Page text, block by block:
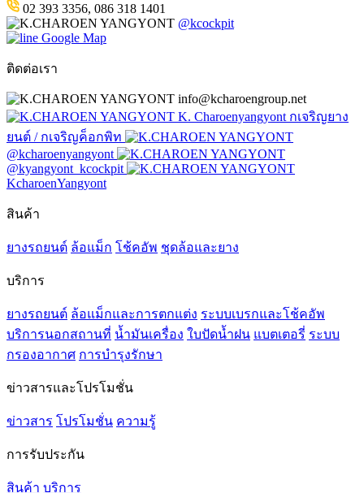
02 393 3356, 086 318 1401
@kcockpit
Google Map
ติดต่อเรา
info@kcharoengroup.net
K. Charoenyangyont กเจริญยาง
ยนต์ / กเจริญค็อกพิท
@kcharoenyangyont
@kyangyont_kcockpit
KcharoenYangyont
สินค้า
ยางรถยนต์ ล้อแม็ก โช้คอัพ ชุดล้อและยาง
บริการ
ยางรถยนต์ ล้อแม็กและการตกแต่ง ระบบเบรกและโช้คอัพ
บริการนอกสถานที่ น้ำมันเครื่อง ใบปัดน้ำฝน แบตเตอรี่ ระบบ
กรองอากาศ การบำรุงรักษา
ข่าวสารและโปรโมชั่น
ข่าวสาร โปรโมชั่น ความรู้
การรับประกัน
สินค้า บริการ